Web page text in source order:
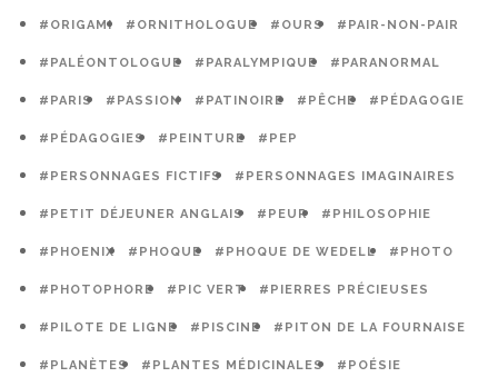
#ORIGAMI #ORNITHOLOGUE #OURS #PAIR-NON-PAIR
#PALÉONTOLOGUE #PARALYMPIQUE #PARANORMAL
#PARIS #PASSION #PATINOIRE #PÊCHE #PÉDAGOGIE
#PÉDAGOGIES #PEINTURE #PEP
#PERSONNAGES FICTIFS #PERSONNAGES IMAGINAIRES
#PETIT DÉJEUNER ANGLAIS #PEUR #PHILOSOPHIE
#PHOENIX #PHOQUE #PHOQUE DE WEDELL #PHOTO
#PHOTOPHORE #PIC VERT #PIERRES PRÉCIEUSES
#PILOTE DE LIGNE #PISCINE #PITON DE LA FOURNAISE
#PLANÈTES #PLANTES MÉDICINALES #POÉSIE